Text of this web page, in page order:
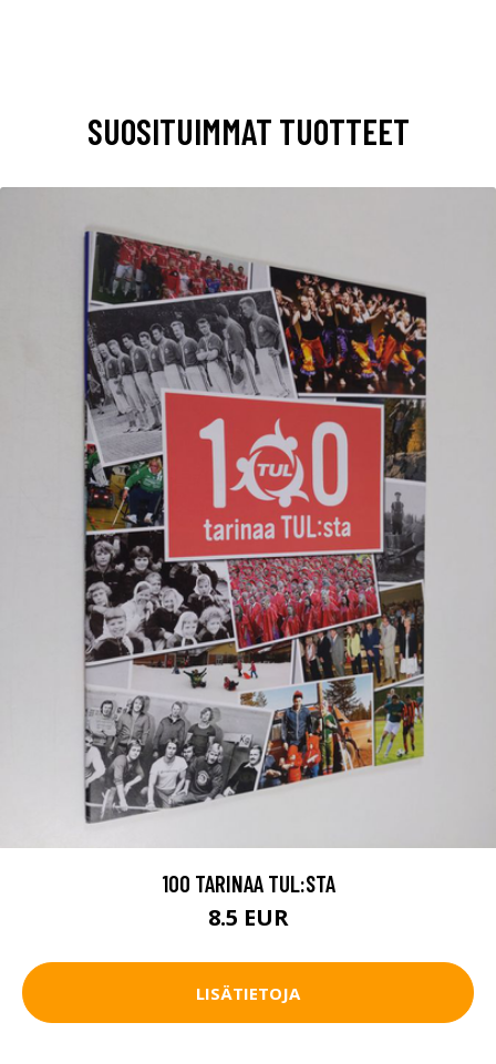
SUOSITUIMMAT TUOTTEET
100 TARINAA TUL:STA
8.5 EUR
LISÄTIETOJA